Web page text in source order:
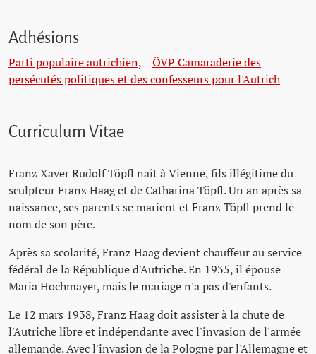
Adhésions
Parti populaire autrichien, ÖVP Camaraderie des
persécutés politiques et des confesseurs pour l'Autrich
Curriculum Vitae
Franz Xaver Rudolf Töpfl naît à Vienne, fils illégitime du
sculpteur Franz Haag et de Catharina Töpfl. Un an après sa
naissance, ses parents se marient et Franz Töpfl prend le
nom de son père.
Après sa scolarité, Franz Haag devient chauffeur au service
fédéral de la République d'Autriche. En 1935, il épouse
Maria Hochmayer, mais le mariage n'a pas d'enfants.
Le 12 mars 1938, Franz Haag doit assister à la chute de
l'Autriche libre et indépendante avec l'invasion de l'armée
allemande. Avec l'invasion de la Pologne par l'Allemagne et